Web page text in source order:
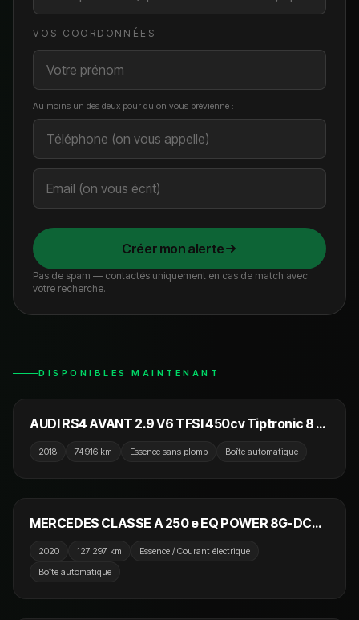
VOS COORDONNÉES
Au moins un des deux pour qu'on vous prévienne :
Créer mon alerte
Pas de spam — contactés uniquement en cas de match avec
votre recherche.
DISPONIBLES MAINTENANT
NOUVEAU
AUDI RS4 AVANT 2.9 V6 TFSI 450cv Tiptronic 8 /
2018 74 916 km Essence sans plomb Boîte automatique
NOUVEAU
23 990 €
MERCEDES CLASSE A 250 e EQ POWER 8G-DCT
2020 127 297 km
Essence / Courant électrique
Boîte automatique
29 990 €